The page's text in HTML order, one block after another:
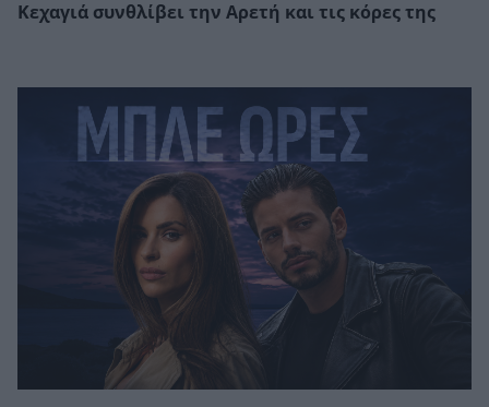
Κεχαγιά συνθλίβει την Αρετή και τις κόρες της